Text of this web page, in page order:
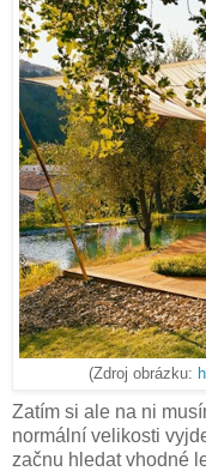
(Zdroj obrázku:
Zatím si ale na ni
normální velikosti
začnu hledat vhodné